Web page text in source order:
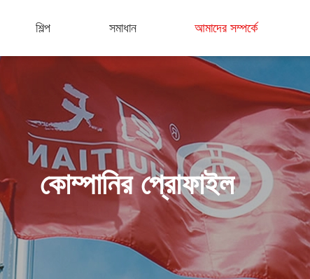
শিল্প সমাধান আমাদের সম্পর্কে
কোম্পানির প্রোফাইল